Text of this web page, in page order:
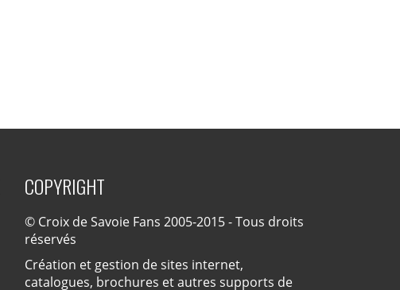
COPYRIGHT
© Croix de Savoie Fans 2005-2015 - Tous droits
réservés
Création et gestion de sites internet,
catalogues, brochures et autres supports de